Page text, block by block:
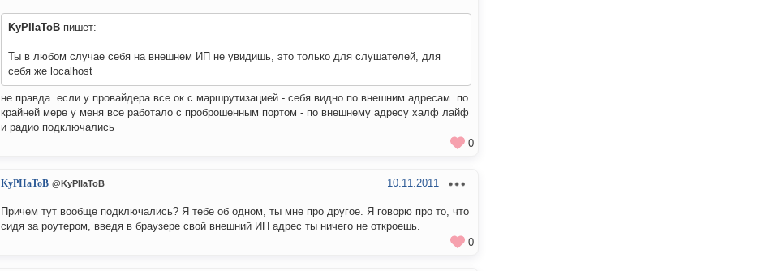
KyPIIaToB пишет:
Ты в любом случае себя на внешнем ИП не увидишь, это только для слушателей, для
себя же localhost
не правда. если у провайдера все ок с маршрутизацией - себя видно по внешним адресам. по
крайней мере у меня все работало с проброшенным портом - по внешнему адресу халф лайф
и радио подключались
0
KyPIIaToB @KyPIIaToB 10.11.2011
Причем тут вообще подключались? Я тебе об одном, ты мне про другое. Я говорю про то, что
сидя за роутером, введя в браузере свой внешний ИП адрес ты ничего не откроешь.
0